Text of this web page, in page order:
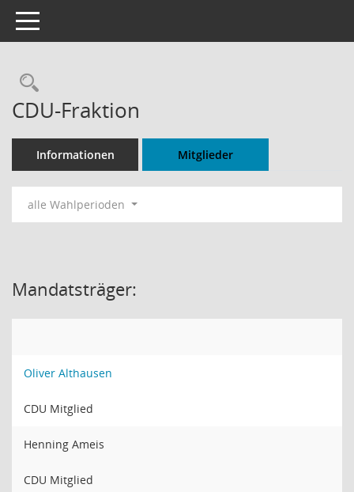
Toggle navigation
Rechercheauswahl
CDU-Fraktion
Informationen Mitglieder
alle Wahlperioden
Mandatsträger:
Oliver Althausen
CDU Mitglied
Henning Ameis
CDU Mitglied